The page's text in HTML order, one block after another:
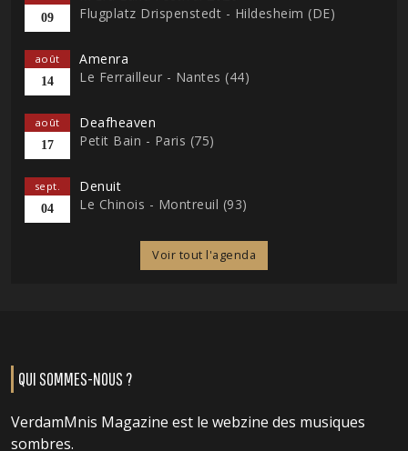
09
Flugplatz Drispenstedt - Hildesheim (DE)
août
14
Amenra
Le Ferrailleur - Nantes (44)
août
17
Deafheaven
Petit Bain - Paris (75)
sept.
04
Denuit
Le Chinois - Montreuil (93)
Voir tout l'agenda
QUI SOMMES-NOUS ?
VerdamMnis Magazine est le webzine des musiques
sombres.